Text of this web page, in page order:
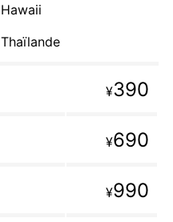
Hawaii
Thaïlande
¥390
¥690
¥990